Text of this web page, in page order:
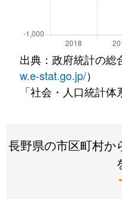
出典：政府統計の総
w.e-stat.go.jp/）
「社会・人口統計
長野県の市区町村か